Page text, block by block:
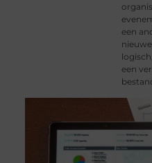
een
een